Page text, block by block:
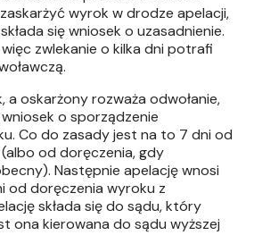
wyrok w drodze apelacji,
się wniosek o uzasadnienie.
zwlekanie o kilka dni potrafi
a oskarżony rozważa odwołanie,
o sporządzenie
Co do zasady jest na to 7 dni od
od doręczenia, gdy
Następnie apelację wnosi
od doręczenia wyroku z
składa się do sądu, który
ona kierowana do sądu wyższej